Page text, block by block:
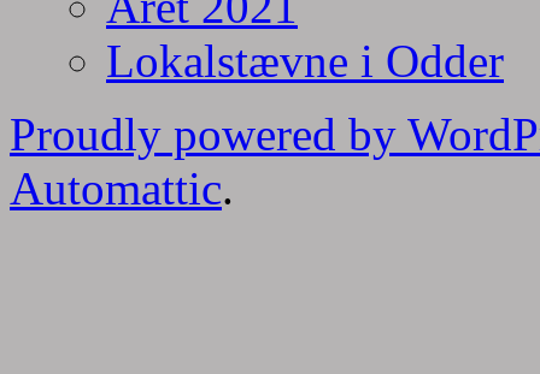
Lokalstævne i Odder
Proudly powered by
Automattic.